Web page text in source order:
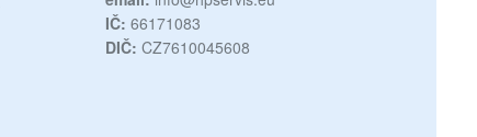
IČ: 66171083
DIČ: CZ7610045608